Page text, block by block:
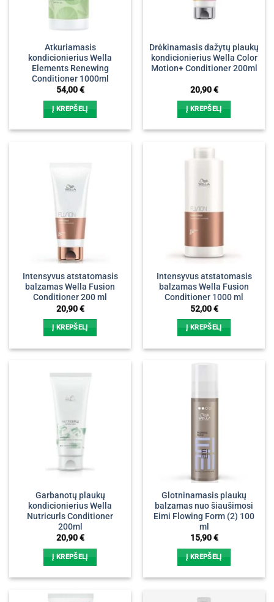
Atkuriamasis
kondicionierius Wella
Elements Renewing
Conditioner 1000ml
54,00€
Į KREPŠELĮ
Drėkinamasis dažytų plaukų
kondicionierius Wella Color
Motion+ Conditioner 200ml
20,90€
Į KREPŠELĮ
Intensyvus atstatomasis
balzamas Wella Fusion
Conditioner 200 ml
20,90€
Į KREPŠELĮ
Intensyvus atstatomasis
balzamas Wella Fusion
Conditioner 1000 ml
52,00€
Į KREPŠELĮ
Garbanotų plaukų
kondicionierius Wella
Nutricurls Conditioner
200ml
20,90€
Į KREPŠELĮ
Glotninamasis plaukų
balzamas nuo šiaušimosi
Eimi Flowing Form (2) 100
ml
15,90€
Į KREPŠELĮ